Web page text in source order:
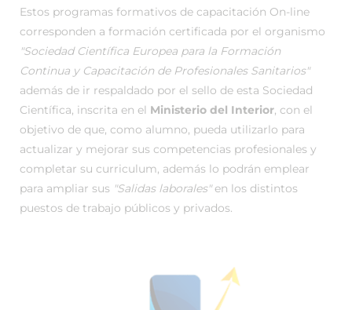
Estos programas formativos de capacitación On-line
corresponden a formación certificada por el organismo
"Sociedad Científica Europea para la Formación
Continua y Capacitación de Profesionales Sanitarios"
además de ir respaldado por el sello de esta Sociedad
Científica, inscrita en el Ministerio del Interior, con el
objetivo de que, como alumno, pueda utilizarlo para
actualizar y mejorar sus competencias profesionales y
completar su curriculum, además lo podrán emplear
para ampliar sus "Salidas laborales"en los distintos
puestos de trabajo públicos y privados.